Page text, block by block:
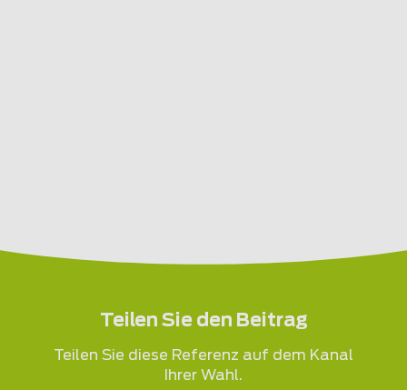
Teilen Sie den Beitrag
Teilen Sie diese Referenz auf dem Kanal
Ihrer Wahl.